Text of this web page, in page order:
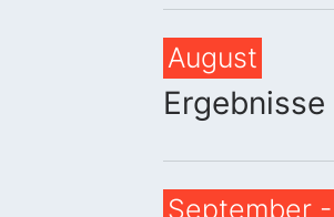
August
Ergebnisse
September